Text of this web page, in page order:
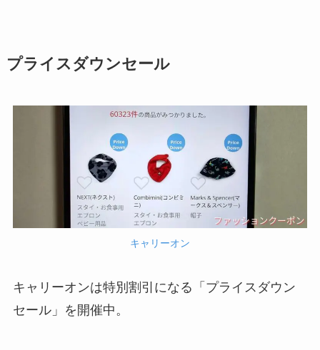
プライスダウンセール
キャリーオン
キャリーオンは特別割引になる「プライスダウン
セール」を開催中。